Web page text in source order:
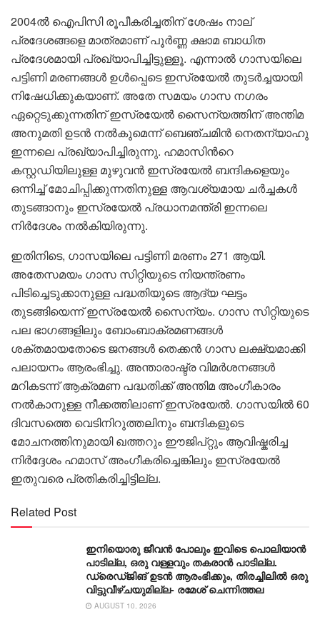
2004ൽ ഐപിസി രൂപീകരിച്ചതിന് ശേഷം നാല്
പ്രദേശങ്ങളെ മാത്രമാണ് പൂർണ്ണ ക്ഷാമ ബാധിത
പ്രദേശമായി പ്രഖ്യാപിച്ചിട്ടുള്ളൂ. എന്നാൽ ഗാസയിലെ
പട്ടിണി മരണങ്ങൾ ഉൾപ്പെടെ ഇസ്രയേൽ തുടർച്ചയായി
നിഷേധിക്കുകയാണ്. അതേ സമയം ഗാസ നഗരം
ഏറ്റെടുക്കുന്നതിന് ഇസ്രയേൽ സൈന്യത്തിന് അന്തിമ
അനുമതി ഉടൻ നൽകുമെന്ന് ബെഞ്ചമിൻ നെതന്യാഹു
ഇന്നലെ പ്രഖ്യാപിച്ചിരുന്നു. ഹമാസിന്‍റെ
കസ്റ്റഡിയിലുള്ള മുഴുവൻ ഇസ്രയേൽ ബന്ദികളെയും
ഒന്നിച്ച് മോചിപ്പിക്കുന്നതിനുള്ള ആവശ്യമായ ചർച്ചകൾ
തുടങ്ങാനും ഇസ്രയേൽ പ്രധാനമന്ത്രി ഇന്നലെ
നിർദേശം നൽകിയിരുന്നു.
ഇതിനിടെ, ഗാസയിലെ പട്ടിണി മരണം 271 ആയി.
അതേസമയം ഗാസ സിറ്റിയുടെ നിയന്ത്രണം
പിടിച്ചെടുക്കാനുള്ള പദ്ധതിയുടെ ആദ്യ ഘട്ടം
തുടങ്ങിയെന്ന് ഇസ്രയേൽ സൈന്യം. ഗാസ സിറ്റിയുടെ
പല ഭാഗങ്ങളിലും ബോംബാക്രമണങ്ങൾ
ശക്തമായതോടെ ജനങ്ങൾ തെക്കൻ ഗാസ ലക്ഷ്യമാക്കി
പലായനം ആരംഭിച്ചു. അന്താരാഷ്ട്ര വിമർശനങ്ങൾ
മറികടന്ന് ആക്രമണ പദ്ധതിക്ക് അന്തിമ അംഗീകാരം
നൽകാനുള്ള നീക്കത്തിലാണ് ഇസ്രയേൽ. ഗാസയിൽ 60
ദിവസത്തെ വെടിനിറുത്തലിനും ബന്ദികളുടെ
മോചനത്തിനുമായി ഖത്തറും ഈജിപ്റ്റും ആവിഷ്കരിച്ച
നിർദ്ദേശം ഹമാസ് അംഗീകരിച്ചെങ്കിലും ഇസ്രയേൽ
ഇതുവരെ പ്രതികരിച്ചിട്ടില്ല.
Related Post
ഇനിയൊരു ജീവൻ പോലും ഇവിടെ പൊലിയാൻ
പാടില്ല, ഒരു വള്ളവും തകരാൻ പാടില്ല.
ഡ്രെഡ്ജിങ് ഉടൻ ആരംഭിക്കും, തിരച്ചിലില്‍ ഒരു
വിട്ടുവീഴ്ചയുമില്ല- രമേശ് ചെന്നിത്തല
AUGUST 10, 2026